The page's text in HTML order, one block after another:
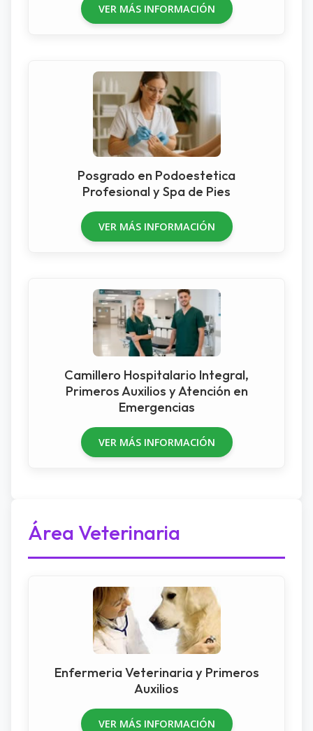
VER MÁS INFORMACIÓN
Posgrado en Podoestetica
Profesional y Spa de Pies
VER MÁS INFORMACIÓN
Camillero Hospitalario Integral,
Primeros Auxilios y Atención en
Emergencias
VER MÁS INFORMACIÓN
Área Veterinaria
Enfermeria Veterinaria y Primeros
Auxilios
VER MÁS INFORMACIÓN